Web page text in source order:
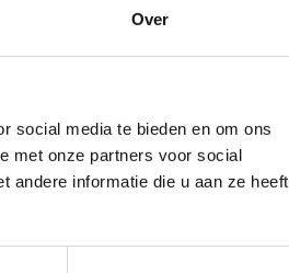
Over
social media te bieden en om ons
met onze partners voor social
andere informatie die u aan ze heeft
op de boerderij